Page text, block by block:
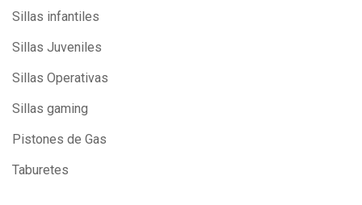
Sillas infantiles
Sillas Juveniles
Sillas Operativas
Sillas gaming
Pistones de Gas
Taburetes